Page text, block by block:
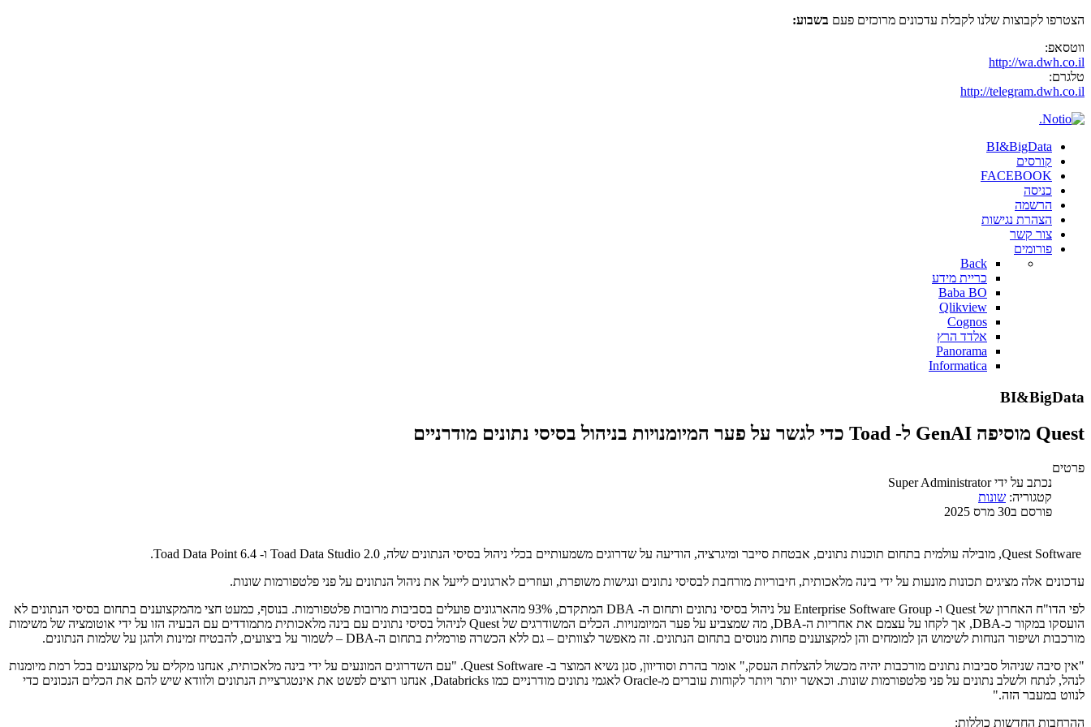
הצטרפו לקבוצות שלנו לקבלת עדכונים מרוכזים פעם בשבוע:
ווטסאפ:
http://wa.dwh.co.il
טלגרם:
http://telegram.dwh.co.il
BI&BigData
קורסים
FACEBOOK
כניסה
הרשמה
הצהרת נגישות
צור קשר
פורומים
Back
כריית מידע
Baba BO
Qlikview
Cognos
אלדד הרץ
Panorama
Informatica
BI&BigData
Quest מוסיפה GenAI ל- Toad כדי לגשר על פער המיומנויות בניהול בסיסי נתונים מודרניים
פרטים
נכתב על ידיSuper Administrator
קטגוריה: שונות
פורסם ב30 מרס 2025
עדכונים אלה מציגים תכונות מונעות על ידי בינה מלאכותית, חיבוריות מורחבת לבסיסי נתונים ונגישות משופרת, ועוזרים לארגונים לייעל את ניהול הנתונים על פני פלטפורמות שונות.
לפי הדו"ח האחרון של Quest ו- Enterprise Software Group על ניהול בסיסי נתונים ותחום ה- DBA המתקדם, 93% מהארגונים פועלים בסביבות מרובות פלטפורמות. בנוסף, כמעט חצי מהמקצוענים בתחום בסיסי הנתונים לא
הועסקו במקור כ-DBA, אך לקחו על עצמם את אחריות ה-DBA, מה שמצביע על פער המיומנויות. הכלים המשודרגים של Quest לניהול בסיסי נתונים עם בינה מלאכותית מתמודדים עם הבעיה הזו על ידי אוטומציה של משימות
מורכבות ושיפור הנוחות לשימוש הן למומחים והן למקצוענים פחות מנוסים בתחום הנתונים. זה מאפשר לצוותים – גם ללא הכשרה פורמלית בתחום ה-DBA – לשמור על ביצועים, להבטיח זמינות ולהגן על שלמות הנתונים.
"אין סיבה שניהול סביבות נתונים מורכבות יהיה מכשול להצלחת העסק," אומר בהרת וסודיוון, סגן נשיא המוצר ב- Quest Software. "עם השדרוגים המונעים על ידי בינה מלאכותית, אנחנו מקלים על מקצוענים בכל רמת מיומנות
לנהל, לנתח ולשלב נתונים על פני פלטפורמות שונות. וכאשר יותר ויותר לקוחות עוברים מ-Oracle לאגמי נתונים מודרניים כמו Databricks, אנחנו רוצים לפשט את אינטגרציית הנתונים ולוודא שיש להם את הכלים הנכונים כדי
לנווט במעבר הזה."
ההרחבות החדשות כוללות: